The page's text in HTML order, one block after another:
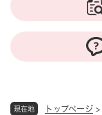
現在地 トップページ >